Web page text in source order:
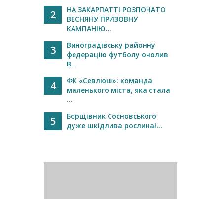
2
НА ЗАКАРПАТТІ РОЗПОЧАТО
ВЕСНЯНУ ПРИЗОВНУ
КАМПАНІЮ...
3
Виноградівську районну
федерацію футболу очолив
В...
4
ФК «Севлюш»: команда
маленького міста, яка стала
...
5
Борщівник Сосновського
дуже шкідлива рослина!...